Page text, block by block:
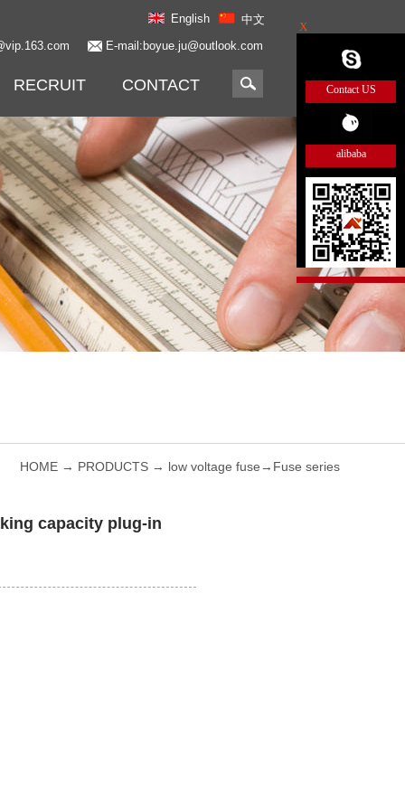
English
中文
E-mail:boyue.ju@outlook.com
RECRUIT CONTACT
HOME → PRODUCTS → low voltage fuse→ Fuse series
capacity plug-in
X
Contact US
alibaba